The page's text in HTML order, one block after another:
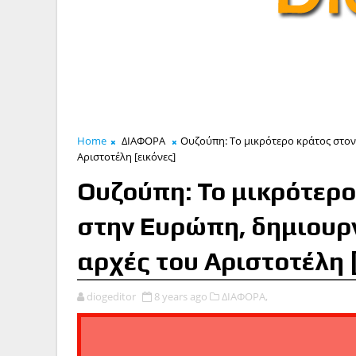
Home ΔΙΑΦΟΡΑ
Ουζούπη: Το μικρότερο κράτος
Αριστοτέλη [εικόνες]
Ουζούπη: Το
στην Ευρώπη,
αρχές του Αριστοτέλη
diogeditor 8 years ago ΔΙΑΦΟΡΑ,